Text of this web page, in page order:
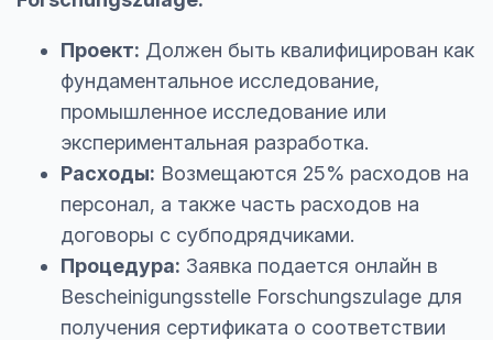
Проект: Должен быть квалифицирован как
фундаментальное исследование,
промышленное исследование или
экспериментальная разработка.
Расходы: Возмещаются 25% расходов на
персонал, а также часть расходов на
договоры с субподрядчиками.
Процедура: Заявка подается онлайн в
Bescheinigungsstelle Forschungszulage для
получения сертификата о соответствии